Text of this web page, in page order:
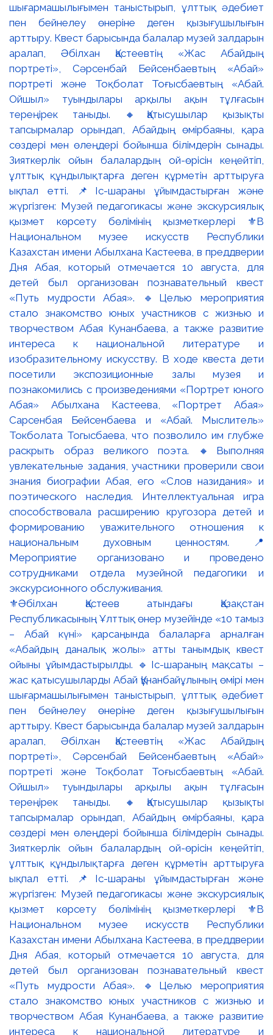
⚜️Әбілхан Қастеев атындағы Қазақстан
Республикасының Ұлттық өнер музейінде «10 тамыз
– Абай күні» қарсаңында балаларға арналған
«Абайдың даналық жолы» атты танымдық квест
ойыны ұйымдастырылды. 🔹Іс-шараның мақсаты –
жас қатысушыларды Абай Құнанбайұлының өмірі мен
шығармашылығымен таныстырып, ұлттық әдебиет
пен бейнелеу өнеріне деген қызығушылығын
арттыру. Квест барысында балалар музей залдарын
аралап, Әбілхан Қастеевтің «Жас Абайдың
портреті», Сәрсенбай Бейсенбаевтың «Абай»
портреті және Тоқболат Тоғысбаевтың «Абай.
Ойшыл» туындылары арқылы ақын тұлғасын
тереңірек таныды. 🔸Қатысушылар қызықты
тапсырмалар орындап, Абайдың өмірбаяны, қара
сөздері мен өлеңдері бойынша білімдерін сынады.
Зияткерлік ойын балалардың ой-өрісін кеңейтіп,
ұлттық құндылықтарға деген құрметін арттыруға
ықпал етті. 📌Іс-шараны ұйымдастырған және
жүргізген: Музей педагогикасы және экскурсиялық
қызмет көрсету бөлімінің қызметкерлері ⚜️В
Национальном музее искусств Республики
Казахстан имени Абылхана Кастеева, в преддверии
Дня Абая, который отмечается 10 августа, для
детей был организован познавательный квест
«Путь мудрости Абая». 🔹Целью мероприятия
стало знакомство юных участников с жизнью и
творчеством Абая Кунанбаева, а также развитие
интереса к национальной литературе и